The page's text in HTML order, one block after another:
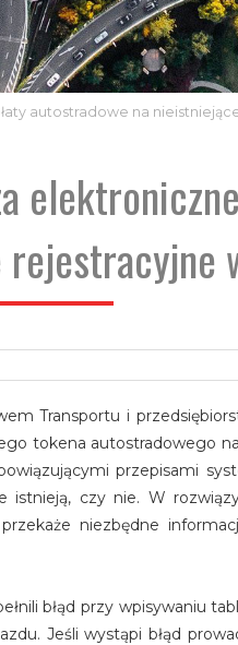
autostradowe na
Transportu i
tokena autostradowego
przepisami
istnieją, czy nie. W
niezbędne
błąd przy wpisywaniu
Jeśli wystąpi błąd